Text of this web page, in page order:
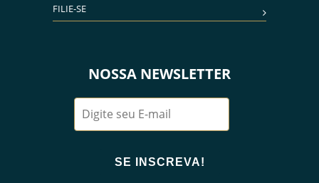
FILIE-SE
NOSSA NEWSLETTER